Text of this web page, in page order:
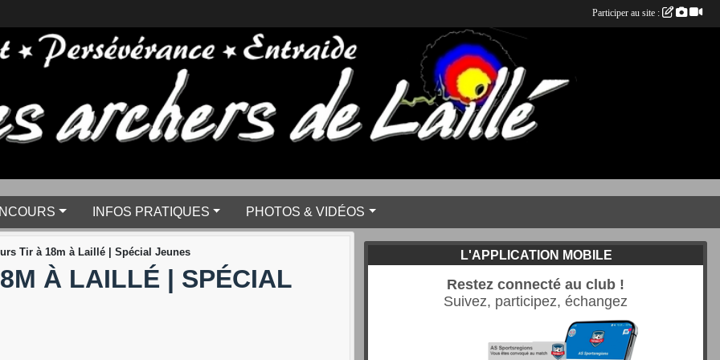
INFOS PRATIQUES PHOTOS & VIDÉOS
Tir à 18m à Laillé | Spécial Jeunes
À LAILLÉ | SPÉCIAL
L'APPLICATION MOBILE
Restez connecté au club !
Suivez, participez, échangez
Participer au site :